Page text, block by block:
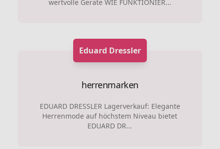
wertvolle Geräte WIE FUNKTIONIER...
Eduard Dressler
herrenmarken
EDUARD DRESSLER Lagerverkauf: Elegante
Herrenmode auf höchstem Niveau bietet
EDUARD DR...